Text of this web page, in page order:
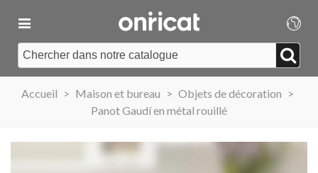
Accueil > Maison et bureau > Objets de décoration >
Panot Gaudí en métal rouillé